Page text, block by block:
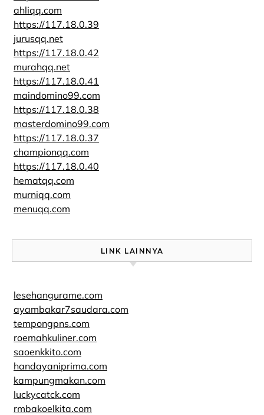
ahliqq.com
https://117.18.0.39
jurusqq.net
https://117.18.0.42
murahqq.net
https://117.18.0.41
maindomino99.com
https://117.18.0.38
masterdomino99.com
https://117.18.0.37
championqq.com
https://117.18.0.40
hematqq.com
murniqq.com
menuqq.com
LINK LAINNYA
lesehangurame.com
ayambakar7saudara.com
tempongpns.com
roemahkuliner.com
saoenkkito.com
handayaniprima.com
kampungmakan.com
luckycatck.com
rmbakoelkita.com